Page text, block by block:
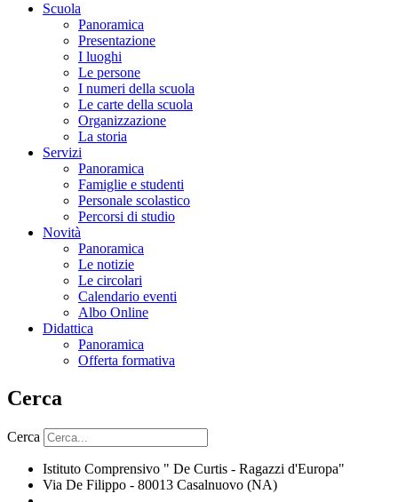
Scuola
Panoramica
Presentazione
I luoghi
Le persone
I numeri della scuola
Le carte della scuola
Organizzazione
La storia
Servizi
Panoramica
Famiglie e studenti
Personale scolastico
Percorsi di studio
Novità
Panoramica
Le notizie
Le circolari
Calendario eventi
Albo Online
Didattica
Panoramica
Offerta formativa
Cerca
Cerca
Istituto Comprensivo " De Curtis - Ragazzi d'Europa"
Via De Filippo - 80013 Casalnuovo (NA)